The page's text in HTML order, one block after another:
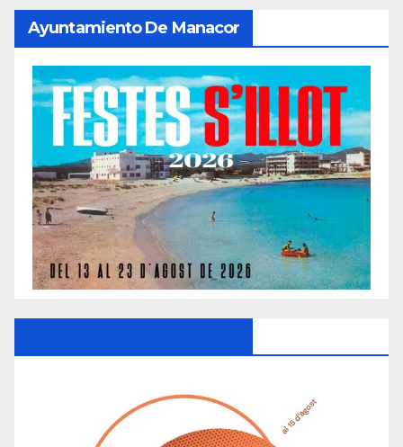
Ayuntamiento De Manacor